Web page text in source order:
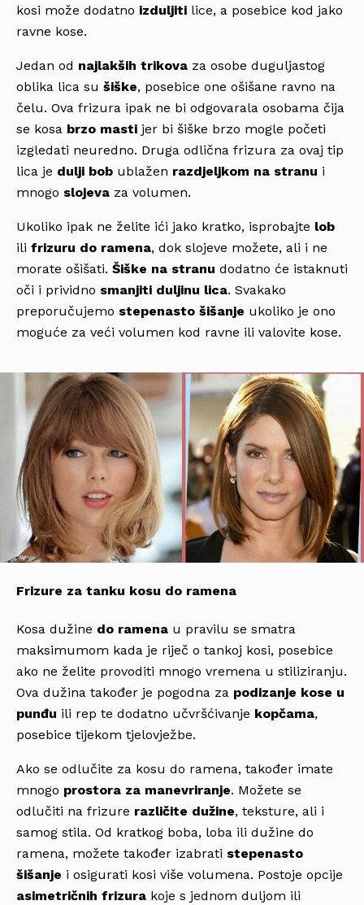
kosi može dodatno izduljiti lice, a posebice kod jako
ravne kose.
Jedan od najlakših trikova za osobe duguljastog
oblika lica su šiške, posebice one ošišane ravno na
čelu. Ova frizura ipak ne bi odgovarala osobama čija
se kosa brzo masti jer bi šiške brzo mogle početi
izgledati neuredno. Druga odlična frizura za ovaj tip
lica je dulji bob ublažen razdjeljkom na stranu i
mnogo slojeva za volumen.
Ukoliko ipak ne želite ići jako kratko, isprobajte lob
ili frizuru do ramena, dok slojeve možete, ali i ne
morate ošišati. Šiške na stranu dodatno će istaknuti
oči i prividno smanjiti duljinu lica. Svakako
preporučujemo stepenasto šišanje ukoliko je ono
moguće za veći volumen kod ravne ili valovite kose.
Frizure za tanku kosu do ramena
Kosa dužine do ramena u pravilu se smatra
maksimumom kada je riječ o tankoj kosi, posebice
ako ne želite provoditi mnogo vremena u stiliziranju.
Ova dužina također je pogodna za podizanje kose u
punđu ili rep te dodatno učvršćivanje kopčama,
posebice tijekom tjelovježbe.
Ako se odlučite za kosu do ramena, također imate
mnogo prostora za manevriranje. Možete se
odlučiti na frizure različite dužine, teksture, ali i
samog stila. Od kratkog boba, loba ili dužine do
ramena, možete također izabrati stepenasto
šišanje i osigurati kosi više volumena. Postoje opcije
asimetričnih frizura koje s jednom duljom ili